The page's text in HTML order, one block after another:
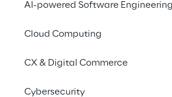
AI-powered Software Engineering
Cloud Computing
CX & Digital Commerce
Cybersecurity
scalare l’AI grazie a Model
Scarica il Whitepaper